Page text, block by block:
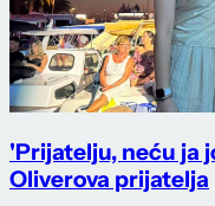
'Prijatelju, neću ja
Oliverova prijatelja